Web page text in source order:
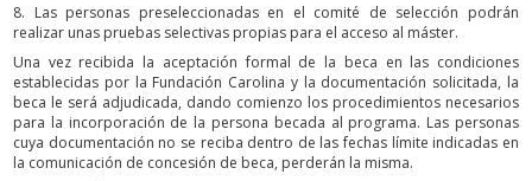
8. Las personas preseleccionadas en el comité de selección podrán
realizar unas pruebas selectivas propias para el acceso al máster.
Una vez recibida la aceptación formal de la beca en las condiciones
establecidas por la Fundación Carolina y la documentación solicitada, la
beca le será adjudicada, dando comienzo los procedimientos necesarios
para la incorporación de la persona becada al programa. Las personas
cuya documentación no se reciba dentro de las fechas límite indicadas en
la comunicación de concesión de beca, perderán la misma.